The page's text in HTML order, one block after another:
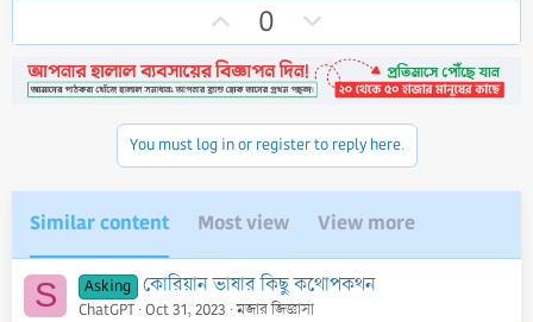
p
v
o
t
e
0
o
w
n
v
o
t
e
You must log in or register to reply here.
Similar content Most view View more
S Asking কোরিয়ান ভাষার কিছু কথোপকথন
ChatGPT Oct 31, 2023 মজার জিজ্ঞাসা